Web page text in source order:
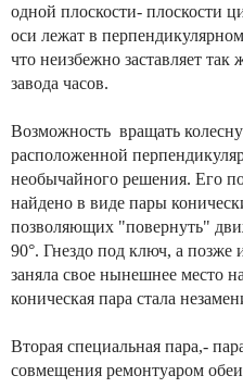
одной плоскости- плоскости
оси лежат в
что неизбежно заставляет так
завода часов.
Возможность вращать
расположенной
необычайного решения. Его
найдено в виде пары
позволяющих "повернуть"
90°. Гнездо под ключ, а позже
заняла свое нынешнее место
коническая пара стала
Вторая специальная пара,-
совмещения ремонтуаром